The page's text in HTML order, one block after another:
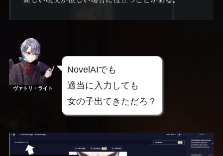
ヴァトリ・ライト
NovelAIでも
適当に入力しても
女の子出てきただろ？